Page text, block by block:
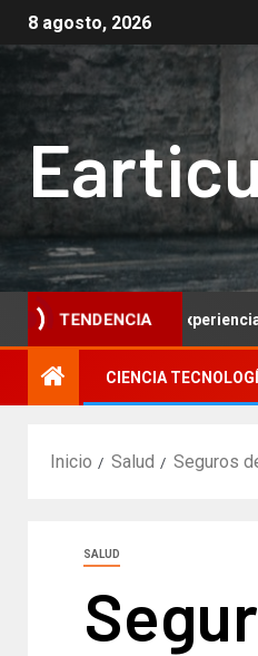
8 agosto, 2026
TENDENCIA
y satisfacción: Experiencias
CIENCIA
Inicio Salud Seguros
SALUD